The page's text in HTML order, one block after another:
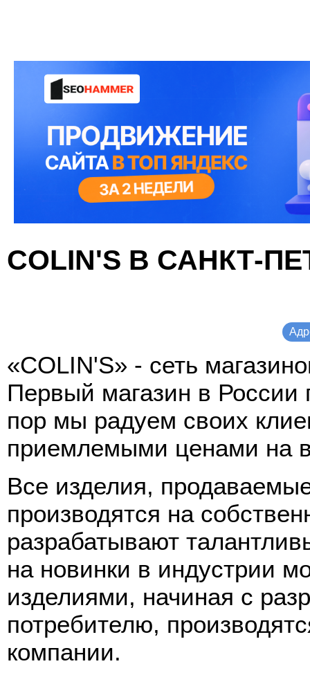
COLIN'S В САНКТ-
«COLIN'S» - сеть
Первый магазин в России
пор мы радуем своих
приемлемыми ценами на
Все изделия,
производятся на
разрабатывают
на новинки в индустрии
изделиями, начиная с
потребителю,
компании.